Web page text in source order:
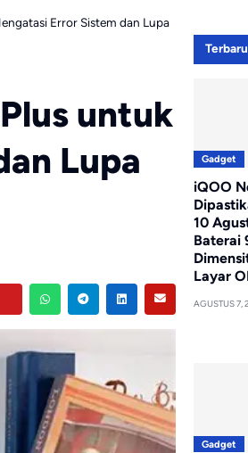
Error Sistem dan Lupa
untuk
Lupa
Terbaru
Gadget
iQOO
10
Baterai
Layar
AGUSTUS 7,
Gadget